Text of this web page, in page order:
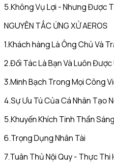
5.Không Vụ Lợi - Nhưng Được
NGUYÊN TẮC ỨNG XỬ AEROS
1.Khách hàng Là Ông Chủ Và
2.Đối Tác Là Bạn Và Luôn
3.Minh Bạch Trong Mọi Công
4.Sự Ưu Tú Của Cá Nhân Tạo
5.Khuyến Khích Tinh Thần
6.Trọng Dụng Nhân Tài
7.Tuân Thủ Nội Quy - Thực Thi